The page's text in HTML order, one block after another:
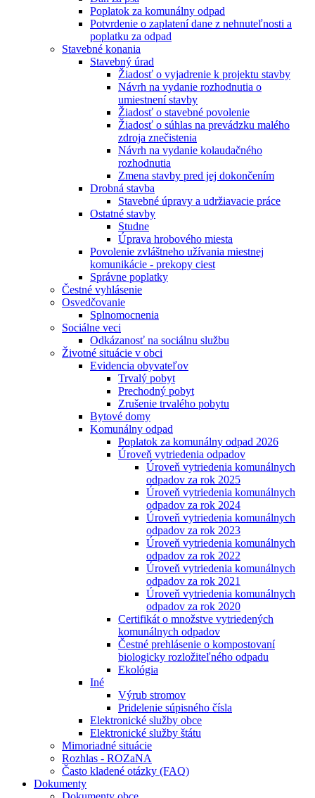
Poplatok za komunálny odpad
Potvrdenie o zaplatení dane z nehnuteľnosti a
poplatku za odpad
Stavebné konania
Stavebný úrad
Žiadosť o vyjadrenie k projektu stavby
Návrh na vydanie rozhodnutia o
umiestnení stavby
Žiadosť o stavebné povolenie
Žiadosť o súhlas na prevádzku malého
zdroja znečistenia
Návrh na vydanie kolaudačného
rozhodnutia
Zmena stavby pred jej dokončením
Drobná stavba
Stavebné úpravy a udržiavacie práce
Ostatné stavby
Studne
Úprava hrobového miesta
Povolenie zvláštneho užívania miestnej
komunikácie - prekopy ciest
Správne poplatky
Čestné vyhlásenie
Osvedčovanie
Splnomocnenia
Sociálne veci
Odkázanosť na sociálnu službu
Životné situácie v obci
Evidencia obyvateľov
Trvalý pobyt
Prechodný pobyt
Zrušenie trvalého pobytu
Bytové domy
Komunálny odpad
Poplatok za komunálny odpad 2026
Úroveň vytriedenia odpadov
Úroveň vytriedenia komunálnych
odpadov za rok 2025
Úroveň vytriedenia komunálnych
odpadov za rok 2024
Úroveň vytriedenia komunálnych
odpadov za rok 2023
Úroveň vytriedenia komunálnych
odpadov za rok 2022
Úroveň vytriedenia komunálnych
odpadov za rok 2021
Úroveň vytriedenia komunálnych
odpadov za rok 2020
Certifikát o množstve vytriedených
komunálnych odpadov
Čestné prehlásenie o kompostovaní
biologicky rozložiteľného odpadu
Ekológia
Iné
Výrub stromov
Pridelenie súpisného čísla
Elektronické služby obce
Elektronické služby štátu
Mimoriadné situácie
Rozhlas - ROZaNA
Často kladené otázky (FAQ)
Dokumenty